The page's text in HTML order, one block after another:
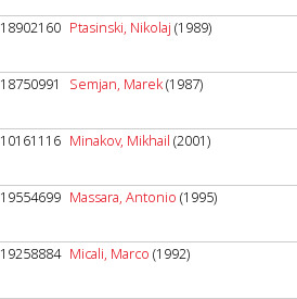
18902160 Ptasinski, Nikolaj (1989)
18750991 Semjan, Marek(1987)
10161116 Minakov, Mikhail (2001)
19554699 Massara, Antonio (1995)
19258884 Micali, Marco (1992)